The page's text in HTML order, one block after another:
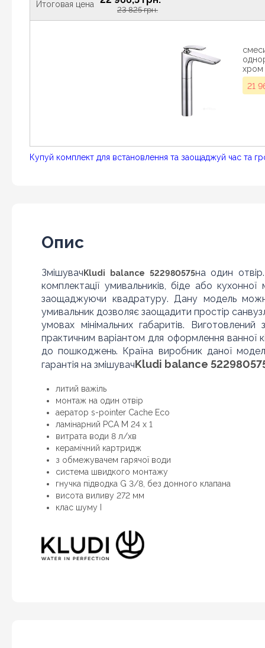
Итоговая цена
23 825 грн.
хром
21
Купуй комплект для встановлення та заощаджуй час та
Опис
Змішувач Kludi balance 522980575на один
комплектації умивальників, біде або
заощаджуючи квадратуру. Дану модель
умивальник дозволяє заощадити простір
умовах мінімальних габаритів.
практичним варіантом для оформлення ванної
до пошкоджень. Країна виробник даної
гарантія на змішувачKludi balance
литий важіль
монтаж на один отвір
аератор s-pointer Cache Eco
ламінарний PCA M 24 x 1
витрата води 8 л/хв
керамічний картридж
з обмежувачем гарячої води
система швидкого монтажу
гнучка підводка G 3/8, без донного клапана
висота виливу 272 мм
клас шуму I